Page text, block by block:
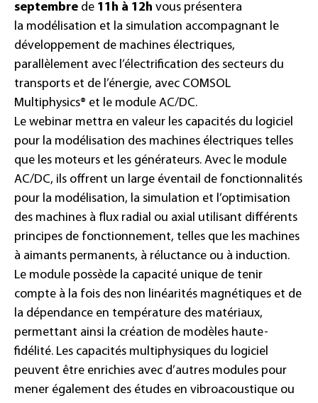
septembre de 11h à 12h vous présentera
la modélisation et la simulation accompagnant le
développement de machines électriques,
parallèlement avec l’électrification des secteurs du
transports et de l’énergie, avec COMSOL
Multiphysics® et le module AC/DC.
Le webinar mettra en valeur les capacités du logiciel
pour la modélisation des machines électriques telles
que les moteurs et les générateurs. Avec le module
AC/DC, ils offrent un large éventail de fonctionnalités
pour la modélisation, la simulation et l’optimisation
des machines à flux radial ou axial utilisant différents
principes de fonctionnement, telles que les machines
à aimants permanents, à réluctance ou à induction.
Le module possède la capacité unique de tenir
compte à la fois des non linéarités magnétiques et de
la dépendance en température des matériaux,
permettant ainsi la création de modèles haute-
fidélité. Les capacités multiphysiques du logiciel
peuvent être enrichies avec d’autres modules pour
mener également des études en vibroacoustique ou